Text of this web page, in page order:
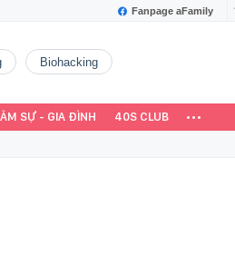
Fanpage aFamily
Biohacking
SỰ - GIA ĐÌNH 40S CLUB